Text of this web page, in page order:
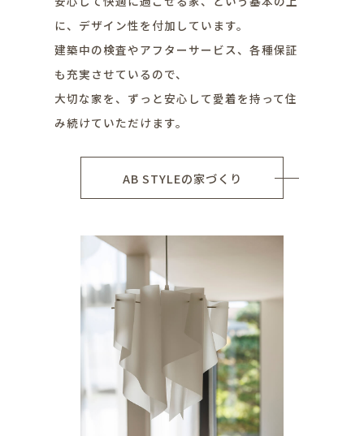
に、デザイン性を付加しています。
建築中の検査やアフターサービス、各種保証
も充実させているので、
大切な家を、ずっと安心して愛着を持って住
み続けていただけます。
AB STYLEの家づくり